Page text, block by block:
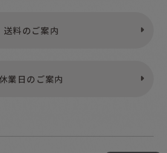
送料のご案内
休業日のご案内